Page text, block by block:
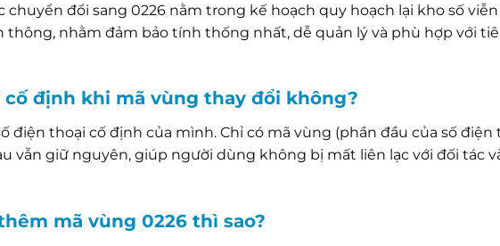
chuyển đổi sang 0226 nằm trong kế hoạch quy hoạch lại kho số
thông, nhằm đảm bảo tính thống nhất, dễ quản lý và phù hợp với
cố định khi mã vùng thay đổi không?
điện thoại cố định của mình. Chỉ có mã vùng (phần đầu của số điện
vẫn giữ nguyên, giúp người dùng không bị mất liên lạc với đối tác
mã vùng 0226 thì sao?